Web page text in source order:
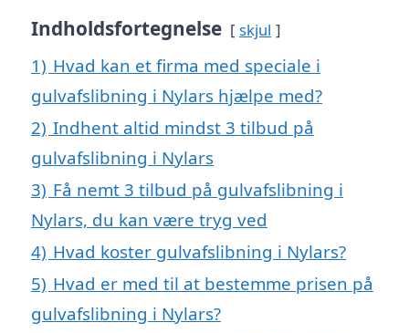
Indholdsfortegnelse skjul
1) Hvad kan et firma med speciale i
gulvafslibning i Nylars hjælpe med?
2) Indhent altid mindst 3 tilbud på
gulvafslibning i Nylars
3) Få nemt 3 tilbud på gulvafslibning i
Nylars, du kan være tryg ved
4) Hvad koster gulvafslibning i Nylars?
5) Hvad er med til at bestemme prisen på
gulvafslibning i Nylars?